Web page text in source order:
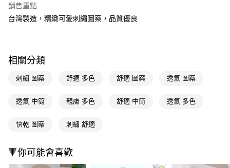
Google Pay
【關於「AFTEE先享後付」】
便利好安心！
２．便利：只要手機號碼，簡訊認證，即可結帳。
【「AFTEE先享後付」結帳流程】
２．訂單成立數日內，您將收到繳費通知簡訊。
３．收到繳費通知簡訊後14天內，點擊此簡訊中的連結，可透過四大超商／
每筆NT$65，滿NT$390(含以上)免運費
每筆NT$65，滿NT$390(含以上)免運費
銷售重點
台灣製造，精緻可愛刺繡圖案，品質優良
相關分類
刺繡 圖案 舒適 多色 舒適 圖案 透氣 圖案
透氣 中筒 親膚 多色 舒適 中筒 透氣 多色
快乾 圖案 刺繡 舒適
🔻你可能會喜歡